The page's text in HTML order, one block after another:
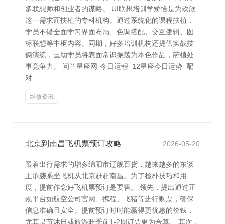
多联想师和创业者的谋略。 UI联想培训学矫恰是为欢欣
这一需求而扶植的专科机构。通过系统化的课程扶植，
学员不错全面学习界面布局、色调搭配、交互逻辑、图
标联想等中枢内容。同期，好多培训机构还提供实战技
俩演练，匡助学员将表面常识振荡为本色作品，莳植处
事竞争力。 问兰星座网-今日运程_12星座今日运势_配
对
维修资讯
北京到南昌飞机票预订攻略 2026-05-20
跟着出行需求的增多绵阳市辽舰百货，越来越多的东谈
主承袭乘坐飞机从北京赶赴南昌。为了检朴技巧和用
度，提前作念好飞机票预订是要害。 领先，提出通过正
规平台如航空公司官网、携程、飞猪等进行购票，确保
信息准确且安全。提前预订时时能赢得更优惠的价钱，
尤其是节沐日或旅游旺季前1-2周订票更为合算。 其次，